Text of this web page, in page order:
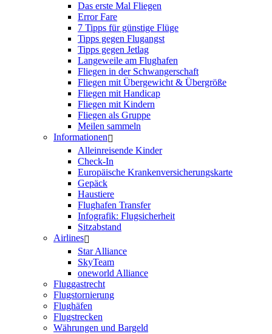
Das erste Mal Fliegen
Error Fare
7 Tipps für günstige Flüge
Tipps gegen Flugangst
Tipps gegen Jetlag
Langeweile am Flughafen
Fliegen in der Schwangerschaft
Fliegen mit Übergewicht & Übergröße
Fliegen mit Handicap
Fliegen mit Kindern
Fliegen als Gruppe
Meilen sammeln
Informationen
Alleinreisende Kinder
Check-In
Europäische Krankenversicherungskarte
Gepäck
Haustiere
Flughafen Transfer
Infografik: Flugsicherheit
Sitzabstand
Airlines
Star Alliance
SkyTeam
oneworld Alliance
Fluggastrecht
Flugstornierung
Flughäfen
Flugstrecken
Währungen und Bargeld